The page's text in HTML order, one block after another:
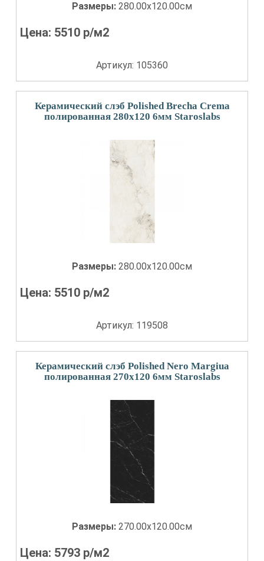
Размеры: 280.00x120.00см
Цена: 5510 р/м2
Артикул: 105360
Керамический слэб Polished Brecha Crema
полированная 280x120 6мм Staroslabs
Размеры: 280.00x120.00см
Цена: 5510 р/м2
Артикул: 119508
Керамический слэб Polished Nero Margiua
полированная 270x120 6мм Staroslabs
Размеры: 270.00x120.00см
Цена: 5793 р/м2